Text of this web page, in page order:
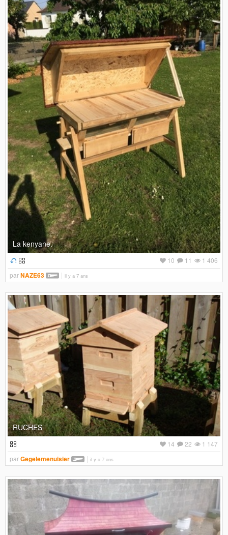
La kenyane.
1 406
11
10
parNAZE63 il y a 7 ans
RUCHES
1 147
22
14
parGegelemenuisier il y a 7 ans